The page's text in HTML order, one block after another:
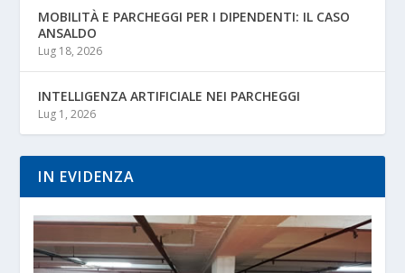
MOBILITÀ E PARCHEGGI PER I DIPENDENTI: IL CASO
ANSALDO
Lug 18, 2026
INTELLIGENZA ARTIFICIALE NEI PARCHEGGI
Lug 1, 2026
IN EVIDENZA